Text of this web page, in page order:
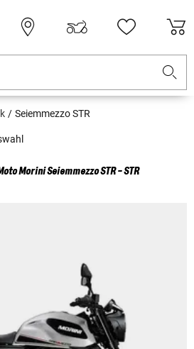
Seiemmezzo STR
MoriniSeiemmezzo STR - STR